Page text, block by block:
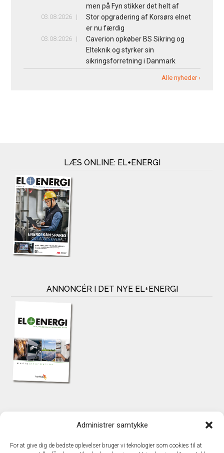
Administrer samtykke
For at give dig de bedste oplevelser bruger vi teknologier som cookies til at
men på Fyn stikker det helt af
03.08.2026
Stor opgradering af Korsørs elnet
er nu færdig
03.08.2026
Caverion opkøber BS Sikring og
Elteknik og styrker sin
sikringsforretning i Danmark
Alle nyheder ›
LÆS ONLINE: EL+ENERGI
ANNONCÉR I DET NYE EL+ENERGI
TechMedia A/S
DK – 2600 Glostrup